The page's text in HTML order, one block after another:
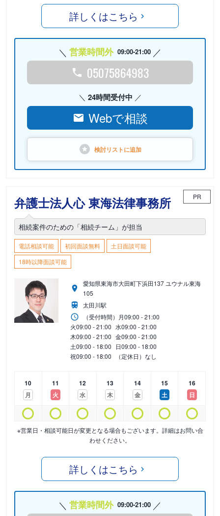
詳しくはこちら
営業時間外 09:00-21:00
05075864983
24時間受付中
Webで相談
検討リストに追加
弁護士法人心 東海法律事務所 PR
相続案件のための「相続チーム」が担当
電話相談可能 初回面談無料
土日面談可能
18時以降面談可能
愛知県東海市大田町下浜田137 ユウナル東海
105
太田川駅
（受付時間） 月09:00 - 21:00
火09:00 - 21:00 水09:00 - 21:00
木09:00 - 21:00 金09:00 - 21:00
土09:00 - 18:00 日09:00 - 18:00
祝09:00 - 18:00 （定休日）なし
10
月
11
火
12
水
13
木
14
金
15
土
16
日
※営業日・相談可能日が変更となる場合もございます。詳細はお問い合
わせください。
詳しくはこちら
営業時間外 09:00-21:00